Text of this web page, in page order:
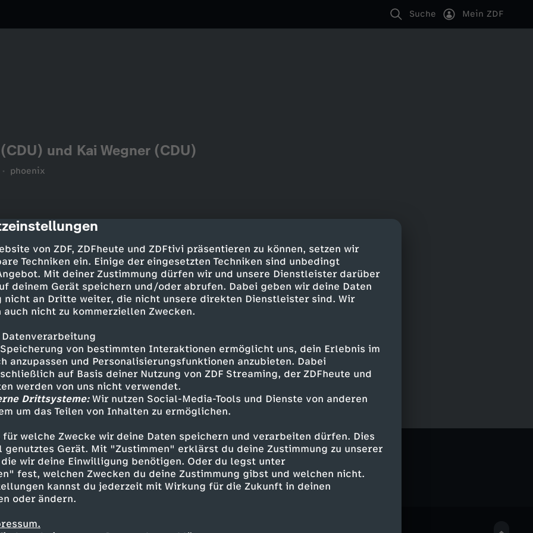
von ZDF, ZDFheute und ZDFtivi präsentieren zu können, setzen wir
Techniken ein. Einige der eingesetzten Techniken sind unbedingt
Mit deiner Zustimmung dürfen wir und unsere Dienstleister darüber
deinem Gerät speichern und/oder abrufen. Dabei geben wir deine Daten
nicht an Dritte weiter, die nicht unsere direkten Dienstleister sind. Wir
nicht zu kommerziellen Zwecken.
von bestimmten Interaktionen ermöglicht uns, dein Erlebnis im
anzupassen und Personalisierungsfunktionen anzubieten. Dabei
auf Basis deiner Nutzung von ZDF Streaming, der ZDFheute und
werden von uns nicht verwendet.
Drittsysteme:Wir nutzen Social-Media-Tools und Dienste von anderen
um das Teilen von Inhalten zu ermöglichen.
für welche Zwecke wir deine Daten speichern und verarbeiten dürfen. Dies
Gerät. Mit "Zustimmen" erklärst du deine Zustimmung zu unserer
wir deine Einwilligung benötigen. Oder du legst unter
fest, welchen Zwecken du deine Zustimmung gibst und welchen nicht.
kannst du jederzeit mit Wirkung für die Zukunft in deinen
oder ändern.
Suche Mein ZDF
und Kai Wegner (CDU)
phoenix
entdecken
informativ phoenix vor ort